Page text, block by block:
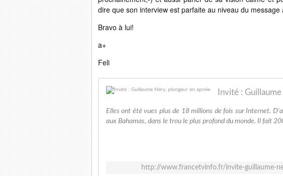
dire que son interview est parfaite au niveau du message
Bravo à lui!
a+
Feli
Invité :
Elles ont été vues plus de 18 millions de fois sur Internet.
aux Bahamas, dans le trou le plus profond du monde. Il fait
http://www.francetvinfo.fr/invite-guillaume-